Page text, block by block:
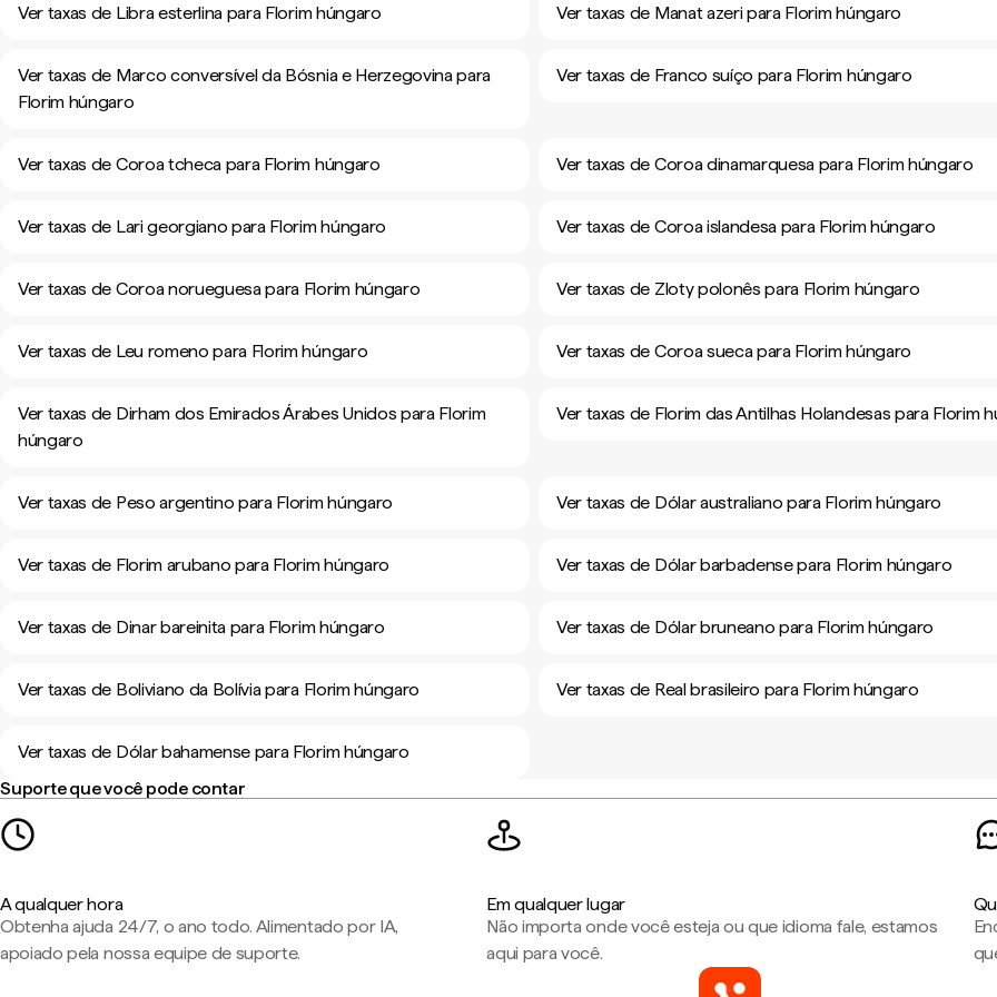
Ver taxas de Libra esterlina para Florim húngaro Ver taxas de Manat azeri para Florim húngaro
Ver taxas de Marco conversível da Bósnia e Herzegovina para
Florim húngaro
Ver taxas de Franco suíço para Florim húngaro
Ver taxas de Coroa tcheca para Florim húngaro Ver taxas de Coroa dinamarquesa para Florim húngaro
Ver taxas de Lari georgiano para Florim húngaro Ver taxas de Coroa islandesa para Florim húngaro
Ver taxas de Coroa norueguesa para Florim húngaro Ver taxas de Zloty polonês para Florim húngaro
Ver taxas de Leu romeno para Florim húngaro Ver taxas de Coroa sueca para Florim húngaro
Ver taxas de Dirham dos Emirados Árabes Unidos para Florim
húngaro
Ver taxas de Florim das Antilhas Holandesas para Florim
Ver taxas de Peso argentino para Florim húngaro Ver taxas de Dólar australiano para Florim húngaro
Ver taxas de Florim arubano para Florim húngaro Ver taxas de Dólar barbadense para Florim húngaro
Ver taxas de Dinar bareinita para Florim húngaro Ver taxas de Dólar bruneano para Florim húngaro
Ver taxas de Boliviano da Bolívia para Florim húngaro Ver taxas de Real brasileiro para Florim húngaro
Ver taxas de Dólar bahamense para Florim húngaro
Suporte que você pode contar
A qualquer hora
Obtenha ajuda 24/7, o ano todo. Alimentado por IA,
apoiado pela nossa equipe de suporte.
Em qualquer lugar
Não importa onde você esteja ou que idioma fale, estamos
aqui para você.